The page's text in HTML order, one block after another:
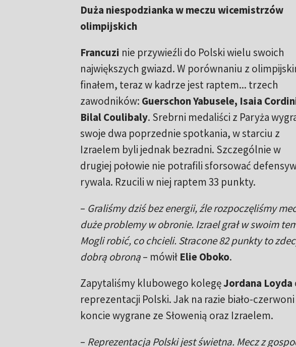
Duża niespodzianka w meczu wicemistrzów
olimpijskich
Francuzi nie przywieźli do Polski wielu swoich
największych gwiazd. W porównaniu z
finałem, teraz w kadrze jest raptem... trzech
zawodników: Guerschon Yabusele, Isaia
Bilal Coulibaly. Srebrni medaliści z Paryża
swoje dwa poprzednie spotkania, w starciu z
Izraelem byli jednak bezradni. Szczególnie w
drugiej połowie nie potrafili sforsować
rywala. Rzucili w niej raptem 33 punkty.
– Graliśmy dziś bez energii, źle rozpoczęliśmy
duże problemy w obronie. Izrael grał w swoim
Mogli robić, co chcieli. Stracone 82 punkty to
dobrą obroną– mówił Elie Oboko.
Zapytaliśmy klubowego kolegęJordana Loyda
reprezentacji Polski. Jak na razie biało-
koncie wygrane ze Słowenią oraz Izraelem.
– Reprezentacja Polski jest świetna. Mecz z